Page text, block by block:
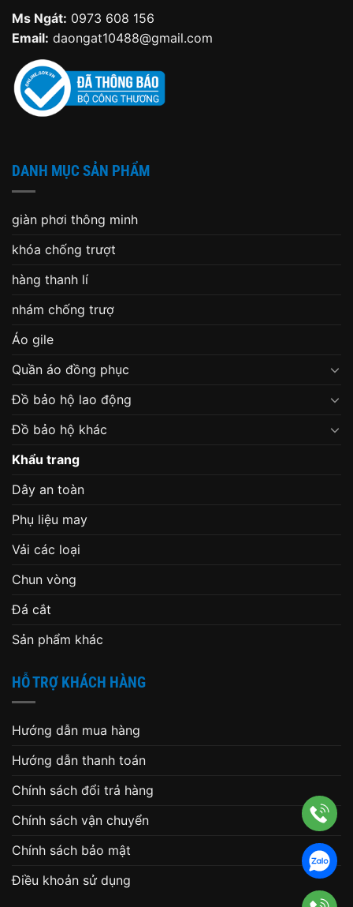
Ms Ngát: 0973 608 156
Email: daongat10488@gmail.com
DANH MỤC SẢN PHẨM
giàn phơi thông minh
khóa chống trượt
hàng thanh lí
nhám chống trượ
Áo gile
Quần áo đồng phục
Đồ bảo hộ lao động
Đồ bảo hộ khác
Khẩu trang
Dây an toàn
Phụ liệu may
Vải các loại
Chun vòng
Đá cắt
Sản phẩm khác
HỖ TRỢ KHÁCH HÀNG
Hướng dẫn mua hàng
Hướng dẫn thanh toán
Chính sách đổi trả hàng
Chính sách vận chuyển
Chính sách bảo mật
Điều khoản sử dụng